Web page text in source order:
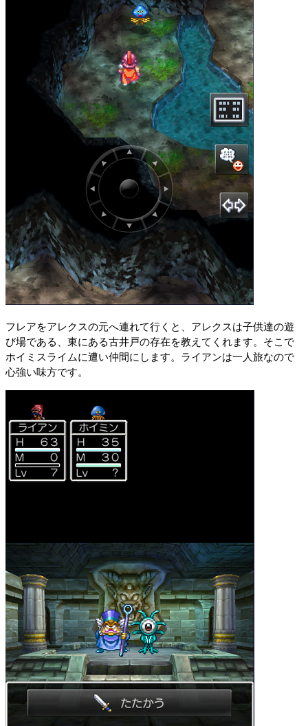
フレアをアレクスの元へ連れて行くと、アレクスは子供達の遊
び場である、東にある古井戸の存在を教えてくれます。そこで
ホイミスライムに遭い仲間にします。ライアンは一人旅なので
心強い味方です。